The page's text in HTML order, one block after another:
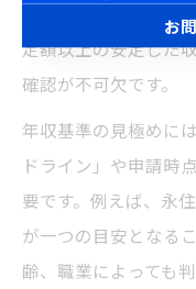
視されます。特に永
定額以上の安定した
確認が不可欠です。
年収基準の見極めに
ドライン」や申請時
要です。例えば、永
が一つの目安となる
齢、職業によっても
お
お